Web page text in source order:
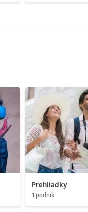
Prehliadky
1 podnik